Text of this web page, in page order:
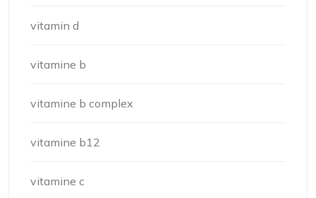
vitamin d
vitamine b
vitamine b complex
vitamine b12
vitamine c